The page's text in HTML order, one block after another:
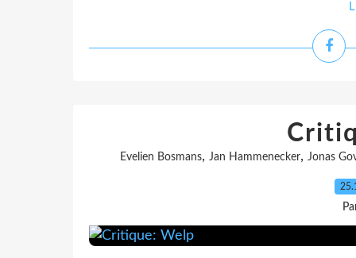
Evelien Bosmans, Jan Hammenecker, Jonas